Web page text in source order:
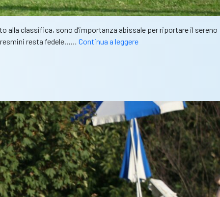
alla classifica, sono d’importanza abissale per riportare il sereno
resta fedele…… Continua a leggereLega
scaccia
crisi,
Troise
parte
bene
e
ottiene
tre
punti